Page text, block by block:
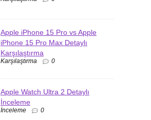
Apple iPhone 15 Pro vs Apple
iPhone 15 Pro Max Detaylı
Karşılaştırma
Karşılaştırma 0
Apple Watch Ultra 2 Detaylı
İnceleme
İnceleme 0